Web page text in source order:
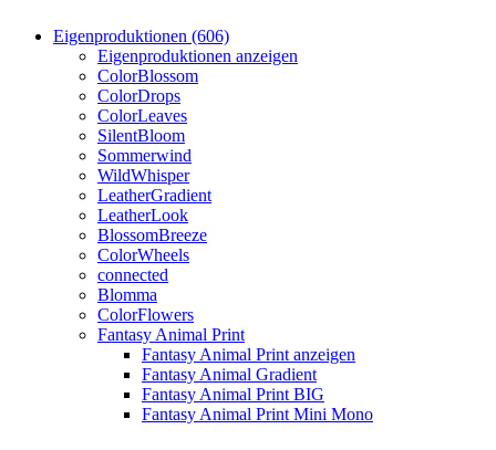
Eigenproduktionen (606)
Eigenproduktionen anzeigen
ColorBlossom
ColorDrops
ColorLeaves
SilentBloom
Sommerwind
WildWhisper
LeatherGradient
LeatherLook
BlossomBreeze
ColorWheels
connected
Blomma
ColorFlowers
Fantasy Animal Print
Fantasy Animal Print anzeigen
Fantasy Animal Gradient
Fantasy Animal Print BIG
Fantasy Animal Print Mini Mono